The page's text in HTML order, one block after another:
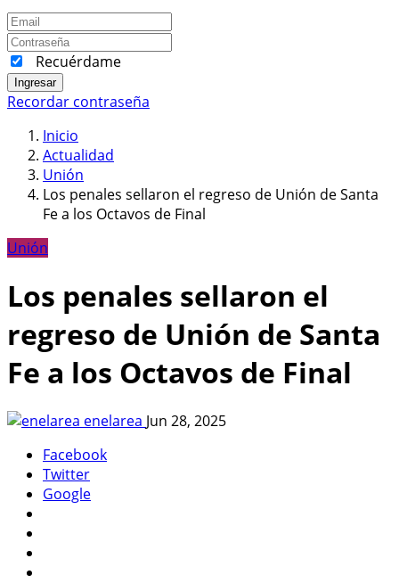
Recuérdame
Ingresar
Recordar contraseña
Inicio
Actualidad
Unión
Los penales sellaron el regreso de Unión de Santa
Fe a los Octavos de Final
Unión
Los penales sellaron el
regreso de Unión de Santa
Fe a los Octavos de Final
enelarea Jun 28, 2025
Facebook
Twitter
Google